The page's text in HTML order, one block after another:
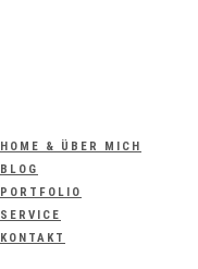
HOME & ÜBER MICH
BLOG
PORTFOLIO
SERVICE
KONTAKT